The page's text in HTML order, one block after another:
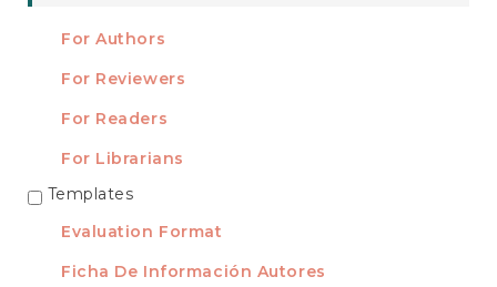
For Authors
For Reviewers
For Readers
For Librarians
TEMPLATES
Templates
Evaluation Format
Ficha De Información Autores